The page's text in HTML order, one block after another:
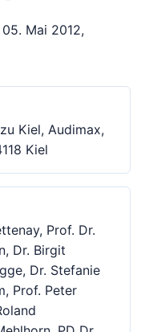
Mai 2012,
Kiel, Audimax,
Kiel
Prof. Dr.
Dr. Birgit
Dr. Stefanie
Prof. Peter